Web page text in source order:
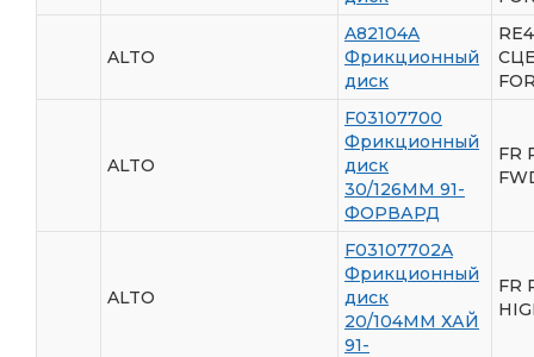
ALTO
A82104A
Фрикционный
диск
ALTO
F03107700
Фрикционный
диск
30/126ММ 91-
ФОРВАРД
FR
ALTO
F03107702A
Фрикционный
диск
20/104ММ ХАЙ
91-
FR